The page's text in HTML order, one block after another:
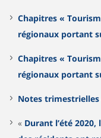
Chapitres «
régionaux portant
Chapitres «
régionaux portant
Notes
« Durant l’été